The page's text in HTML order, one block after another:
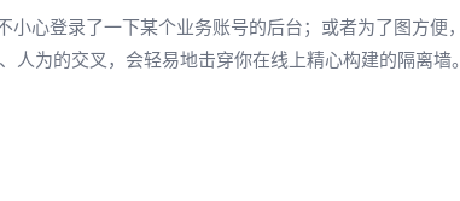
心登录了一下某个业务账号的后台；或者为了图方便
为的交叉，会轻易地击穿你在线上精心构建的隔离